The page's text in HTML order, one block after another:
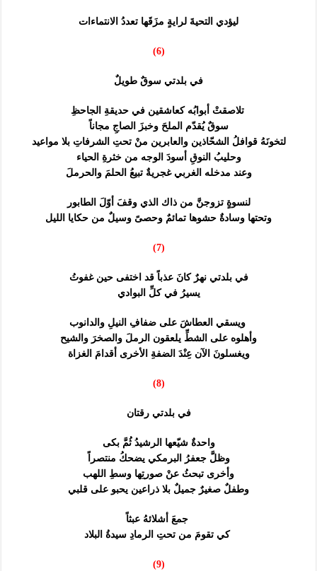
ليؤدي التحيةَ لرايةٍ مزَقَها تعددُ الانتماءات
(6)
في بلدتي سوقٌ طويلٌ
تلاصقتْ أبوابُه كعاشقين في حديقةِ الجاحظِ
سوقٌ يُقدّم الملحَ وخبزَ الصاجِ مجاناً
لتخونَهُ قوافلُ الشحّاذين والعابرين منْ تحتِ الشرفاتِ بلا مواعيد
وحليبُ النوقِ أسودَ الوجه من خثرةِ الحياء
وعند مدخله الغربي غجريةٌ تبيعُ الحلمَ والحرملَ
لنسوةٍ تزوجنَّ من ذاك الذي وقفَ أوّلَ الطابور
وتحتها وسادةٌ حشوها تمائمٌ وحصىً وسيلٌ من حكايا الليل
(7)
في بلدتي نهرٌ كانَ عذباً قد اختفى حين غفوتُ
يسيرُ في كلِّ البوادي
ويسقي العطاشَ على ضفافِ النيلِ والدانوب
وأهلوه على الشطِّ يلعقون الرملَ والصخرَ والشيح
ويغسلونَ الآن عِنْدَ الضفةِ الأخرى أقدامَ الغزاة
(8)
في بلدتي رقتان
واحدةٌ شيّعها الرشيدُ ثُمَّ بكى
وظلَّ جعفرُ البرمكي يضحكُ منتصراً
وأخرى تبحثُ عنْ صورتِها وسطِ اللهب
وطفلٌ صغيرٌ جميلٌ بلا ذراعين يحبو على قلبي
جمعَ أشلائهُ عبثاً
كي تقومَ من تحتِ الرمادِ سيدةُ البلاد
(9)